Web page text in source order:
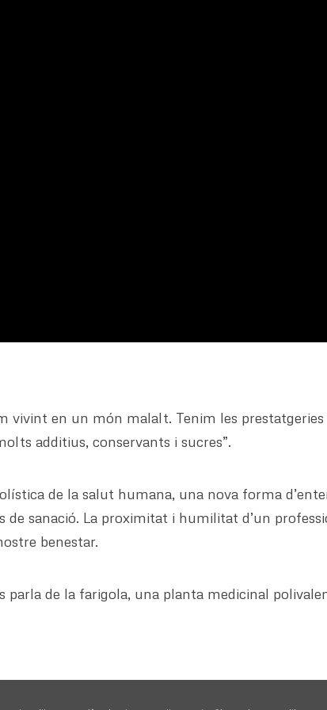
vivint en un món malalt. Tenim les
additius, conservants i sucres”.
de la salut humana, una nova forma
de sanació. La proximitat i humilitat d’un
benestar.
parla de la farigola, una planta medicinal